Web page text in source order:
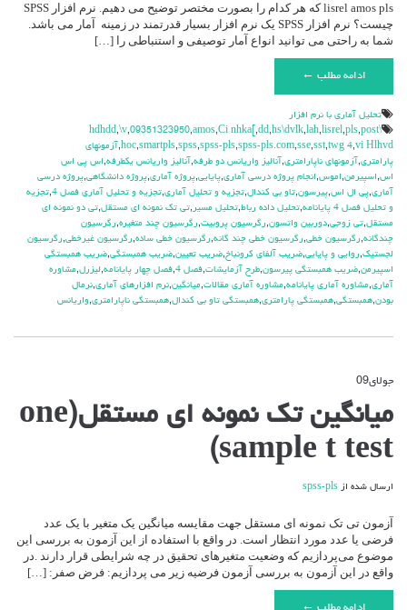
lisrel amos pls که هر کدام را بصورت مختصر توضیح می دهیم. نرم افزار SPSS
چیست؟ نرم افزار SPSS یک نرم افزار بسیار قدرتمند در زمینه آمار می باشد.
شما به راحتی می توانید انواع آمار توصیفی و استنباطی را […]
ادامه مطلب ←
تحليل آماري با نرم افزار
\hdhdd
,\v,09351323950,amos,Ci nhka[ ,dd,hs\dvlk,lah,lisrel,pls,post
hoc,smartpls,spss,spss-pls,spss-pls.com,sse,sst,twg 4,vi Hlhvd
,آزمونهای
پارامتری,آزمونهای ناپارامتری,آنالیز واریانس دو طرفه,آنالیز واریانس یکطرفه,اس پی اس
اس,اسپیرمن,اموس,انجام پروژه درسی آماری,پایایی,پروژه آماری,پروژه دانشگاهی,پروژه درسی
آماری,پی ال اس,پیرسون,تاو بی کندال,تجزیه و تحلیل آماری,تجزیه و تحلیل آماری فصل 4 ,تجزیه
و تحلیل فصل 4 پایانامه
,تحلیل داده رباط,تحلیل مسیر ,تی تک نمونه ای مستقل,تی دو نمونه ای
مستقل,تی زوجی,دوربین واتسون,رگرسیون پروبیت,رگرسیون چند متغیره,رگرسیون
چندگانه,رگرسیون خطی,رگرسیون خطی چند گانه,رگرسیون خطی ساده,رگرسیون غیرخطی,رگرسیون
لجستیک,روایی و پایایی,ضریب آلفای کرونباخ,ضریب تعیین,ضریب همبستگی,ضریب همبستگی
اسپیرمن,ضریب همبستگی پیرسون,طرح آزمایشات,فصل 4 ,فصل چهار پایانامه,لیزرل,مشاوره
آماری,مشاوره آماری پایانامه,مشاوره آماری مقالات,میانگین,نرم افزارهای آماری,نرمال
بودن,همبستگی,همبستگی پارامتری,همبستگی تاو بی کندال,همبستگی ناپارامتری,واریانس
جولای09
میانگین
تک
نمونه
sample
test)
میانگین تک نمونه ای مستقل(one
sample t test)
ارسال شده از spss-pls
آزمون تی تک نمونه ای مستقل جهت مقایسه میانگین یک متغیر با یک عدد
فرضی یا عدد مورد انتظار است. در واقع با استفاده از این آزمون به بررسی این
موضوع می‌پردازیم که وضعیت متغیرهای تحقیق در چه شرایطی قرار دارند .در
واقع در این آزمون به بررسی آزمون فرضیه زیر می پردازیم: فرض صفر: […]